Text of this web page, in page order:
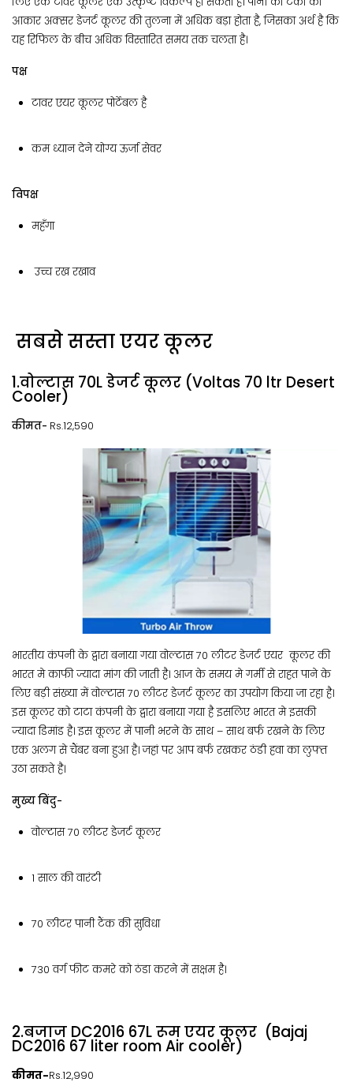
आकार अक्सर डेजर्ट कूलर की तुलना में अधिक बड़ा होता है, जिसका अर्थ है कि
यह रिफिल के बीच अधिक विस्तारित समय तक चलता है।
पक्ष
टावर एयर कूलर पोर्टेबल है
कम ध्यान देने योग्य ऊर्जा सेवर
विपक्ष
महँगा
उच्च रख रखाव
सबसे सस्ता एयर कूलर
1.वोल्टास 70L डेजर्ट कूलर (Voltas 70 ltr Desert
Cooler)
कीमत- Rs.12,590
भारतीय कंपनी के द्वारा बनाया गया वोल्टास 70 लीटर डेजर्ट एयर कूलर की
भारत मे काफी ज्यादा मांग की जाती है। आज के समय मे गर्मी से राहत पाने के
लिए बड़ी संख्या में वोल्टास 70 लीटर डेजर्ट कूलर का उपयोग किया जा रहा है।
इस कूलर को टाटा कंपनी के द्वारा बनाया गया है इसलिए भारत मे इसकी
ज्यादा डिमांड है। इस कूलर में पानी भरने के साथ – साथ बर्फ रखने के लिए
एक अलग से चैंबर बना हुआ है। जहां पर आप बर्फ रखकर ठंडी हवा का लुफ्त
उठा सकते है।
मुख्य बिंदु-
वोल्टास 70 लीटर डेजर्ट कूलर
1 साल की वारंटी
70 लीटर पानी टैंक की सुविधा
730 वर्ग फीट कमरे को ठंडा करने में सक्षम है।
2.बजाज DC2016 67L रूम एयर कूलर (Bajaj
DC2016 67 liter room Air cooler)
कीमत-Rs.12,990